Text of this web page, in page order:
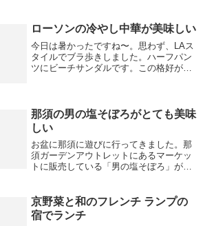
ときに買っています。寒い季節にピッタ
ローソンの冷やし中華が美味しい
今日は暑かったですね〜。思わず、LAス
タイルでブラ歩きしました。ハーフパン
ツにビーチサンダルです。この格好が一
すぎたかもしれません。
那須の男の塩そぼろがとても美味
しい
お盆に那須に遊びに行ってきました。那
須ガーデンアウトレットにあるマーケッ
トに販売している「男の塩そぼろ」がと
ださい。男の塩そぼろご飯に合うし、さ
っぱりしていて美味しいで...
京野菜と和のフレンチ ランプの
宿でランチ